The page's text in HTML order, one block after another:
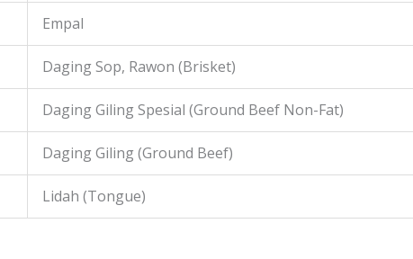
Empal
Daging Sop, Rawon (Brisket)
Daging Giling Spesial (Ground Beef Non-Fat)
Daging Giling (Ground Beef)
Lidah (Tongue)